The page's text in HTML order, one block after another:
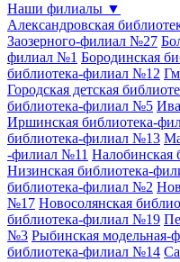
Наши филиалы ▼
Александровская
Заозерного-филиал №27
филиал №1 Бородинская
библиотека-филиал №12
Городская детская
библиотека-филиал №5
Иршинская библиотека-
библиотека-филиал №13
-филиал №11 Налобинская
Низинская библиотека-
библиотека-филиал №2
№17 Новосолянская
библиотека-филиал №19
№3 Рыбинская
библиотека-филиал №14